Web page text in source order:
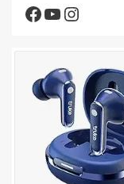
Facebook
YouTube